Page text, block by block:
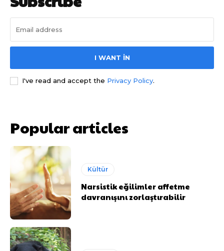
I WANT IN
I've read and accept the Privacy Policy.
Popular articles
Kültür
Narsistik eğilimler affetme
davranışını zorlaştırabilir